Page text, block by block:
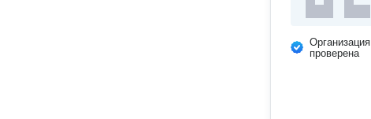
Организация
проверена